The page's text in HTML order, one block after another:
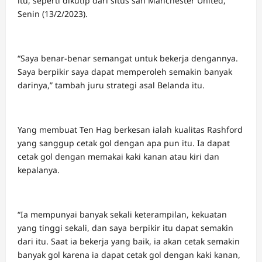
Senin (13/2/2023).
“Saya benar-benar semangat untuk bekerja dengannya.
Saya berpikir saya dapat memperoleh semakin banyak
darinya,” tambah juru strategi asal Belanda itu.
Yang membuat Ten Hag berkesan ialah kualitas Rashford
yang sanggup cetak gol dengan apa pun itu. Ia dapat
cetak gol dengan memakai kaki kanan atau kiri dan
kepalanya.
“Ia mempunyai banyak sekali keterampilan, kekuatan
yang tinggi sekali, dan saya berpikir itu dapat semakin
dari itu. Saat ia bekerja yang baik, ia akan cetak semakin
banyak gol karena ia dapat cetak gol dengan kaki kanan,